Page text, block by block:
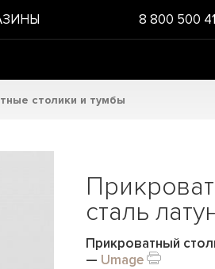
8 800 500
столики и тумбы
сталь
Прикроватный
— Umage